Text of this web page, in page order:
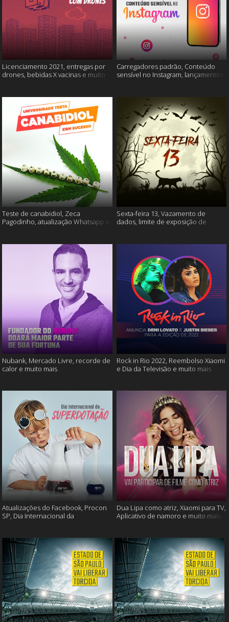
Licenciamento 2021, entregas por
drones, bebidas X vacinas e muito
Carregadores padrão, Conteúdo
sensível no Instagram, lançamentos
Teste de canabidiol, Zeca
Pagodinho, atualização Whatsapp e
Sexta-feira 13, Vazamento de
dados, limite de exposição de
Nubank, Mercado Livre, recorde de
calor e muito mais
Rock in Rio 2022, Reembolso Xiaomi
e Dia da Televisão e muito mais
Atualizações do Facebook, Procon
SP, Dia Internacional da
Dua Lipa como atriz, Xiaomi para TV,
Aplicativo de namoro e muito mais